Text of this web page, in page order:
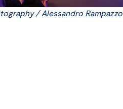
/ Alessandro Rampazzo